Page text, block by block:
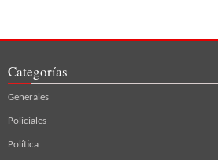
Categorías
Generales
Policiales
Política